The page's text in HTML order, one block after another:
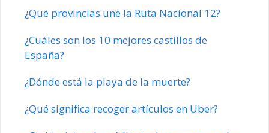
¿Qué provincias une la Ruta Nacional 12?
¿Cuáles son los 10 mejores castillos de
España?
¿Dónde está la playa de la muerte?
¿Qué significa recoger artículos en Uber?